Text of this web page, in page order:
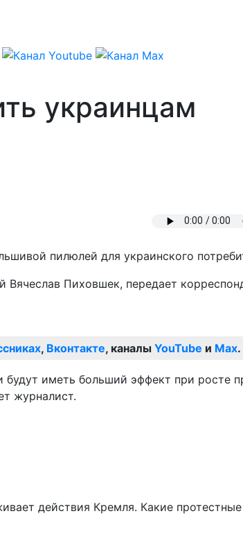
украинцам
пилюлей для украинского
Вячеслав Пиховшек, передает
, Вконтакте, каналы YouTube и Max.
иметь больший эффект при росте
журналист.
действия Кремля. Какие